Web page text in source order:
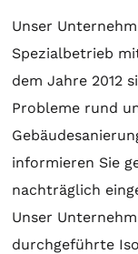
Unser
Spezialbetrieb
dem Jahre 2012
Probleme rund
informieren Sie
nachträglich
Unser
durchgeführte